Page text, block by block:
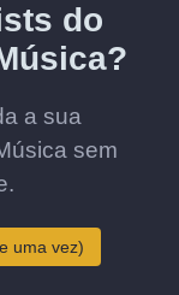
do
a sua
sem
uma vez)